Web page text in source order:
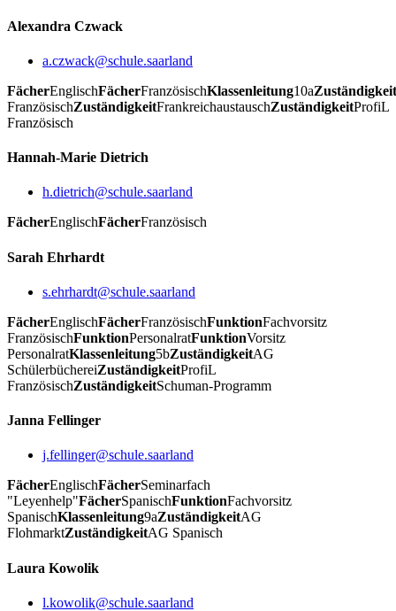
Alexandra Czwack
a.czwack@schule.saarland
FächerEnglischFächerFranzösischKlassenleitung10aZuständigkeit
FranzösischZuständigkeitFrankreichaustauschZuständigkeitProfiL
Französisch
Hannah-Marie Dietrich
h.dietrich@schule.saarland
FächerEnglischFächerFranzösisch
Sarah Ehrhardt
s.ehrhardt@schule.saarland
FächerEnglischFächerFranzösischFunktionFachvorsitz
FranzösischFunktionPersonalratFunktionVorsitz
PersonalratKlassenleitung5bZuständigkeitAG
SchülerbüchereiZuständigkeitProfiL
FranzösischZuständigkeitSchuman-Programm
Janna Fellinger
j.fellinger@schule.saarland
FächerEnglischFächerSeminarfach
"Leyenhelp"FächerSpanischFunktionFachvorsitz
SpanischKlassenleitung9aZuständigkeitAG
FlohmarktZuständigkeitAG Spanisch
Laura Kowolik
l.kowolik@schule.saarland